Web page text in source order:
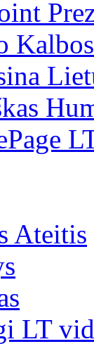
Kalbos
Ateitis
LT